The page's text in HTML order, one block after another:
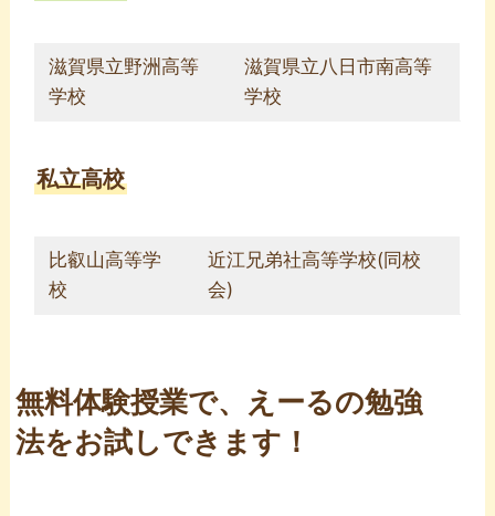
滋賀県立野洲高等
学校
滋賀県立八日市南高等
学校
私立高校
比叡山高等学
校
近江兄弟社高等学校(同校
会)
無料体験授業で、えーるの勉強
法をお試しできます！